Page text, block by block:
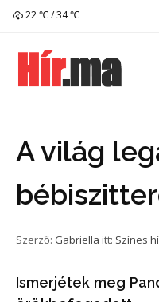
22 ℃ / 34 ℃
A világ
Szerző: Gabriella itt: Színes
Ismerjétek meg